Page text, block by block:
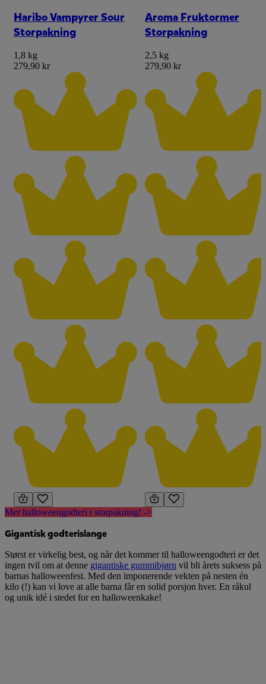
Haribo Vampyrer Sour
Storpakning
1,8 kg
279,90 kr
Aroma Fruktormer
Storpakning
2,5 kg
279,90 kr
Mer halloweengodteri i storpakning! ->
Gigantisk godterislange
Størst er virkelig best, og når det kommer til halloweengodteri er det
ingen tvil om at denne gigantiske gummibjørn vil bli årets suksess på
barnas halloweenfest. Med den imponerende vekten på nesten én
kilo (!) kan vi love at alle barna får en solid porsjon hver. En råkul
og unik idé i stedet for en halloweenkake!